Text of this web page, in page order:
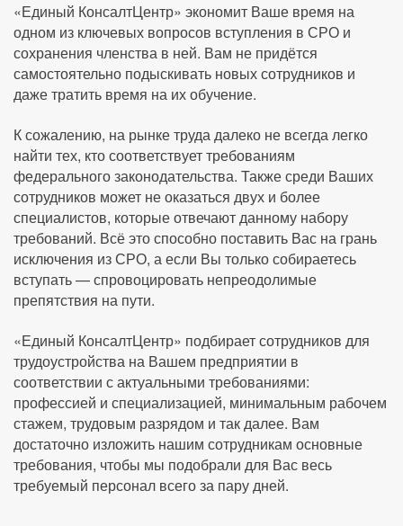
«Единый КонсалтЦентр» экономит Ваше время на
одном из ключевых вопросов вступления в СРО и
сохранения членства в ней. Вам не придётся
самостоятельно подыскивать новых сотрудников и
даже тратить время на их обучение.
К сожалению, на рынке труда далеко не всегда легко
найти тех, кто соответствует требованиям
федерального законодательства. Также среди Ваших
сотрудников может не оказаться двух и более
специалистов, которые отвечают данному набору
требований. Всё это способно поставить Вас на грань
исключения из СРО, а если Вы только собираетесь
вступать — спровоцировать непреодолимые
препятствия на пути.
«Единый КонсалтЦентр» подбирает сотрудников для
трудоустройства на Вашем предприятии в
соответствии с актуальными требованиями:
профессией и специализацией, минимальным рабочем
стажем, трудовым разрядом и так далее. Вам
достаточно изложить нашим сотрудникам основные
требования, чтобы мы подобрали для Вас весь
требуемый персонал всего за пару дней.